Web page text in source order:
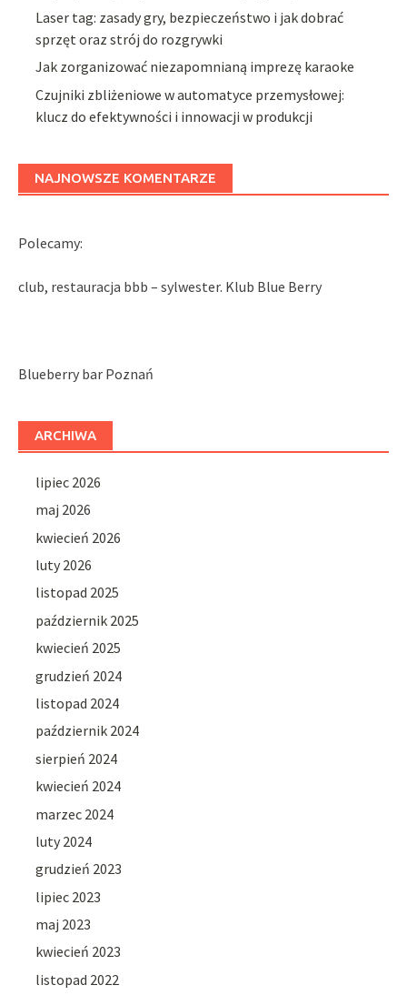
Laser tag: zasady gry, bezpieczeństwo i jak dobrać
sprzęt oraz strój do rozgrywki
Jak zorganizować niezapomnianą imprezę karaoke
Czujniki zbliżeniowe w automatyce przemysłowej:
klucz do efektywności i innowacji w produkcji
NAJNOWSZE KOMENTARZE
Polecamy:
club, restauracja bbb – sylwester. Klub Blue Berry
Blueberry bar Poznań
ARCHIWA
lipiec 2026
maj 2026
kwiecień 2026
luty 2026
listopad 2025
październik 2025
kwiecień 2025
grudzień 2024
listopad 2024
październik 2024
sierpień 2024
kwiecień 2024
marzec 2024
luty 2024
grudzień 2023
lipiec 2023
maj 2023
kwiecień 2023
listopad 2022